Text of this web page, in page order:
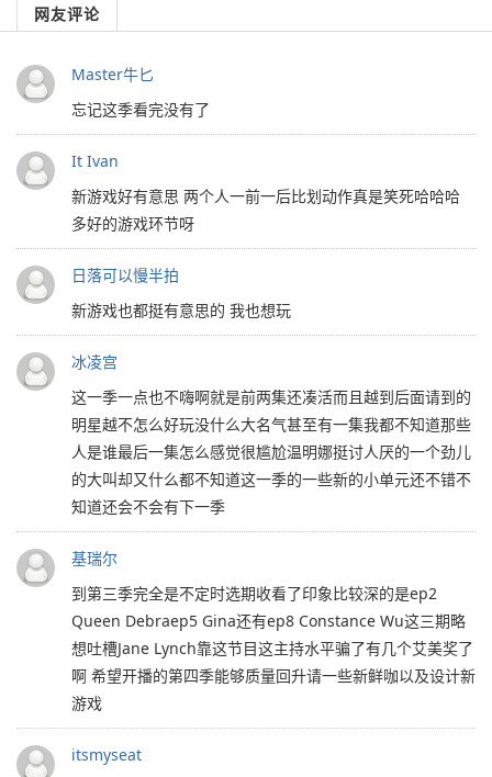
网友评论
Master牛匕
忘记这季看完没有了
It Ivan
新游戏好有意思 两个人一前一后比划动作真是笑死哈哈哈
多好的游戏环节呀
日落可以慢半拍
新游戏也都挺有意思的 我也想玩
冰凌宫
这一季一点也不嗨啊就是前两集还凑活而且越到后面请到的
明星越不怎么好玩没什么大名气甚至有一集我都不知道那些
人是谁最后一集怎么感觉很尴尬温明娜挺讨人厌的一个劲儿
的大叫却又什么都不知道这一季的一些新的小单元还不错不
知道还会不会有下一季
基瑞尔
到第三季完全是不定时选期收看了印象比较深的是ep2
Queen Debraep5 Gina还有ep8 Constance Wu这三期略
想吐槽Jane Lynch靠这节目这主持水平骗了有几个艾美奖了
啊 希望开播的第四季能够质量回升请一些新鲜咖以及设计新
游戏
itsmyseat